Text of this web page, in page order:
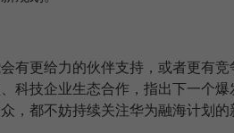
有更给力的伙伴支持，或者更有
科技企业生态合作，指出下一个
，都不妨持续关注华为融海计划的